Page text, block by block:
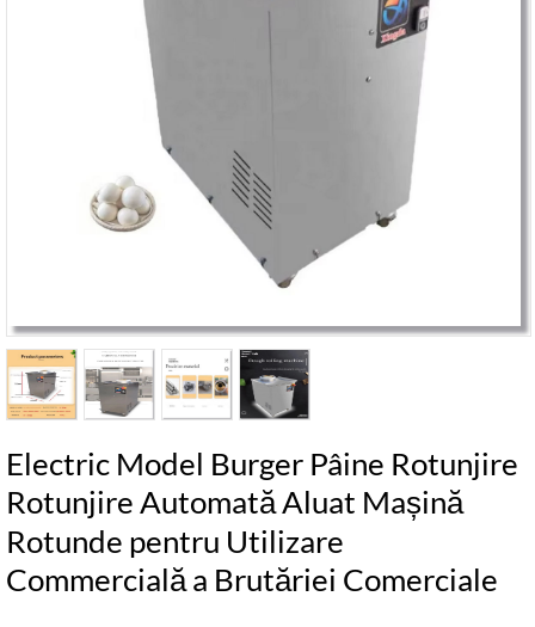
Electric Model Burger Pâine Rotunjire
Rotunjire Automată Aluat Mașină
Rotunde pentru Utilizare
Commercială a Brutăriei Comerciale